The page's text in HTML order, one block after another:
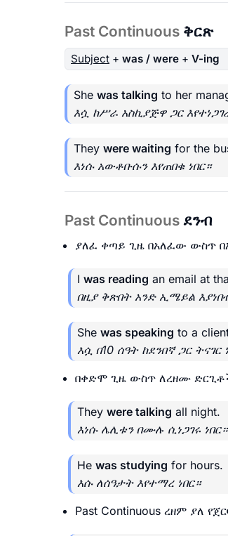
Past Continuous ቅርጽ
Subject + was / were + V-ing
She was talking to her
እሷ ከሥራ አስኪያጅዋ ጋር
They were waiting for the
እነሱ አውቶቡሱን እየጠበቁ ነበር።
Past Continuous ደንብ
ያለፈ ቀጣይ ጊዜ በአለፈው ውስጥ
I was reading an email at
በዚያ ቅጽበት አንድ ኢሜይል
She was speaking to a
እሷ በ10 ሰዓት ከደንበኛ ጋር ትናገር
በቀድሞ ጊዜ ውስጥ ለረዘሙ
They were talking all night.
እነሱ ሌሊቱን በሙሉ ሲነጋገሩ ነበር።
He was studying for hours.
እሱ ለሰዓታት እየተማረ ነበር።
Past Continuous ረዘም ያለ